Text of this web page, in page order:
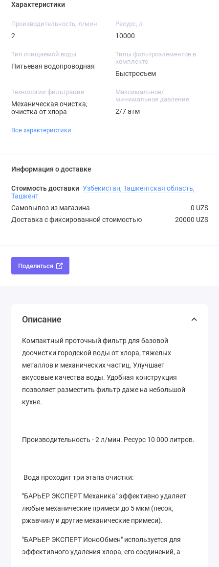
Характеристики
Производительность, л/мин
2
Ресурс, л
10000
Тип очищаемой воды
Питьевая водопроводная
Типы фильтроэлементов в
комплекте
Быстросъем
Технологии фильтрации
Механическая очистка,
очистка от хлора
Максимальное/
минимальное давление
2/7 атм
Все характеристики
Информация о доставке
Стоимость доставки Узбекистан, Ташкентская область,
Ташкент
Самовывоз из магазина
0 UZS
Доставка с фиксированной стоимостью
20000 UZS
Поделиться
Описание
Компактный проточный фильтр для базовой
доочистки городской воды от хлора, тяжелых
металлов и механических частиц. Улучшает
вкусовые качества воды. Удобная конструкция
позволяет разместить фильтр даже на небольшой
кухне.
Производительность - 2 л/мин. Ресурс 10 000 литров.
Вода проходит три этапа очистки:
"БАРЬЕР ЭКСПЕРТ Механика" эффективно удаляет
любые механические примеси до 5 мкм (песок,
ржавчину и другие механические примеси).
"БАРЬЕР ЭКСПЕРТ ИоноОбмен" используется для
эффективного удаления хлора, его соединений, а